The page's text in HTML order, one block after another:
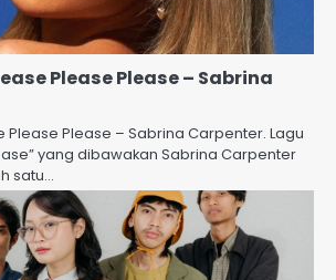
Please Please – Sabrina
Please Please – Sabrina Carpenter. Lagu
yang dibawakan Sabrina Carpenter
satu…